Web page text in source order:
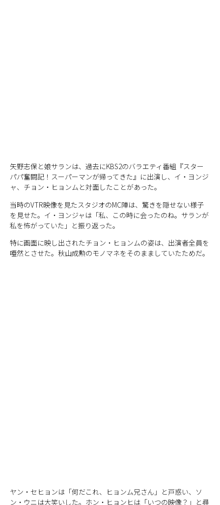
矢野志保と娘サランは、過去にKBS2のバラエティ番組『スター
パパ奮闘記！スーパーマンが帰ってきた』に出演し、イ・ヨンジ
ャ、チョン・ヒョンムと対面したことがあった。
当時のVTR映像を見たスタジオのMC陣は、驚きを隠せない様子
を見せた。イ・ヨンジャは「私、この時に会ったのね。サランが
私を怖がっていた」と振り返った。
特に画面に映し出されたチョン・ヒョンムの姿は、出演者全員を
唖然とさせた。秋山成勲のモノマネをそのまましていたためだ。
ヤン・セヒョンは「何だこれ、ヒョンム兄さん」と戸惑い、ソ
ン・ウニは大笑いした。ホン・ヒョンヒは「いつの映像？」と尋